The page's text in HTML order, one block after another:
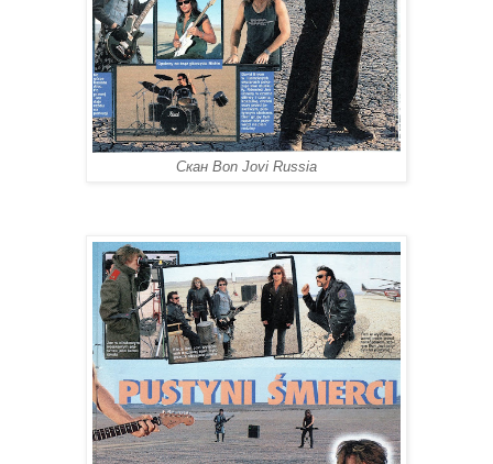
Скан Bon Jovi Russia